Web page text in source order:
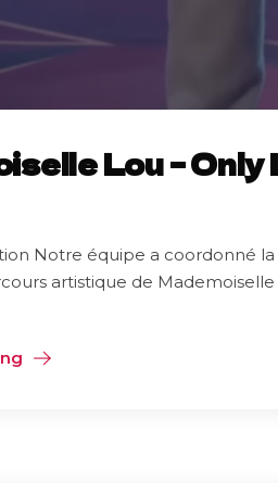
Lou – Only
Notre équipe a coordonné la
artistique de